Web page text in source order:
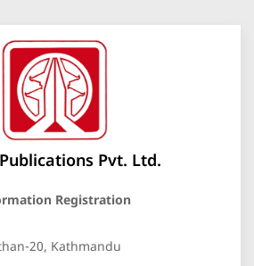
Pvt. Ltd.
Registration
20, Kathmandu